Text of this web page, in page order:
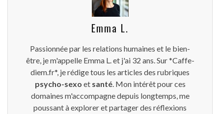
Emma L.
Passionnée par les relations humaines et le bien-
être, je m'appelle Emma L. et j'ai 32 ans. Sur *Caffe-
diem.fr*, je rédige tous les articles des rubriques
psycho-sexo et santé. Mon intérêt pour ces
domaines m'accompagne depuis longtemps, me
poussant à explorer et partager des réflexions